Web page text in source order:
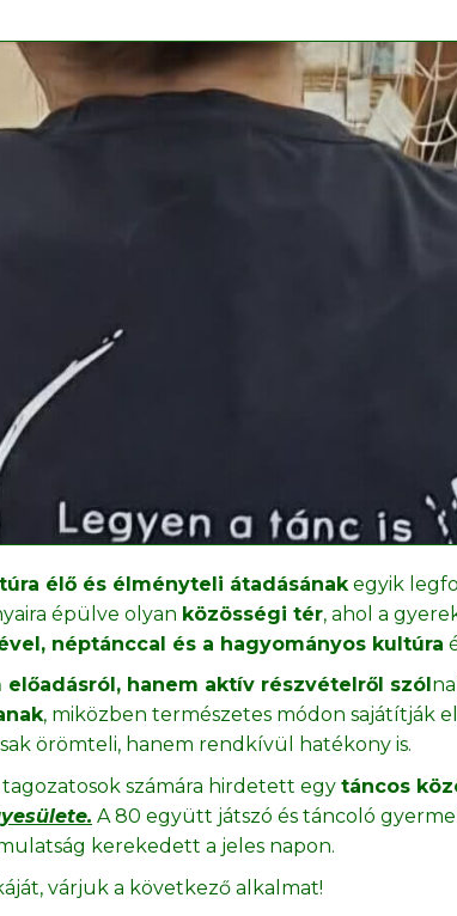
élő és élményteli átadásánakegyik
épülve olyan közösségi tér, ahol a
néptánccal és a hagyományos kultúra
előadásról, hanem aktív részvételről szól
, miközben természetes módon sajátítják
örömteli, hanem rendkívül hatékony is.
tagozatosok számára hirdetett egy táncos
A 80 együtt játszó és táncoló
kerekedett a jeles napon.
várjuk a következő alkalmat!